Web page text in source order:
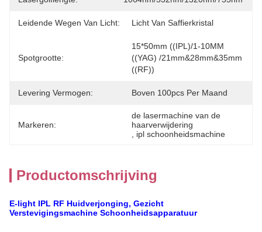
Leidende Wegen Van Licht: Licht Van Saffierkristal
Spotgrootte:
15*50mm ((IPL)/1-10MM
((YAG) /21mm&28mm&35mm
((RF))
Levering Vermogen: Boven 100pcs Per Maand
Markeren:
de lasermachine van de
haarverwijdering
ipl schoonheidsmachine
Productomschrijving
E-light IPL RF Huidverjonging, Gezicht
Verstevigingsmachine Schoonheidsapparatuur